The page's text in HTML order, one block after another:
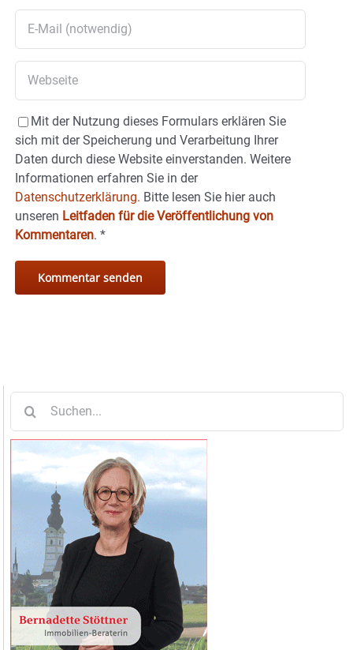
Mit der Nutzung dieses Formulars erklären Sie
sich mit der Speicherung und Verarbeitung Ihrer
Daten durch diese Website einverstanden. Weitere
Informationen erfahren Sie in der
Datenschutzerklärung. Bitte lesen Sie hier auch
unseren Leitfaden für die Veröffentlichung von
Kommentaren. *
nach: